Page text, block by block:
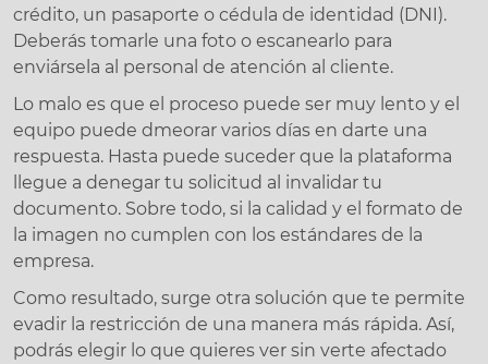
crédito, un pasaporte o cédula de identidad (DNI).
Deberás tomarle una foto o escanearlo para
enviársela al personal de atención al cliente.
Lo malo es que el proceso puede ser muy lento y el
equipo puede dmeorar varios días en darte una
respuesta. Hasta puede suceder que la plataforma
llegue a denegar tu solicitud al invalidar tu
documento. Sobre todo, si la calidad y el formato de
la imagen no cumplen con los estándares de la
empresa.
Como resultado, surge otra solución que te permite
evadir la restricción de una manera más rápida. Así,
podrás elegir lo que quieres ver sin verte afectado